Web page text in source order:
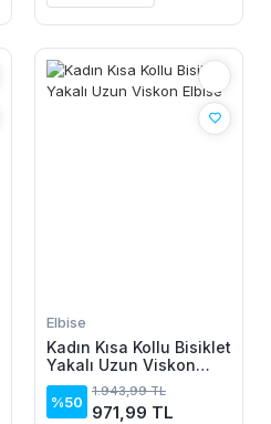
Elbise
Kadın Kısa Kollu Bisiklet
Yakalı Uzun Viskon
Elbise
%50
1.943,99 TL
971,99 TL